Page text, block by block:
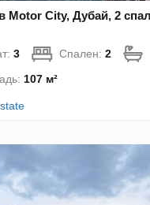
Motor City, Дубай, 2
3 Спален:2
107 м²